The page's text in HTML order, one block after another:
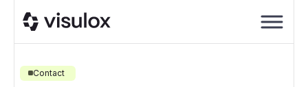
Contact